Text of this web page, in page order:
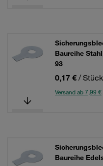
Baureihe
93
0,17 € / Stück
Versand ab 7,99 €
Baureihe